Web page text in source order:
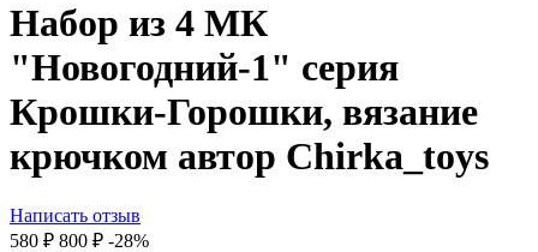
Набор из 4 МК
"Новогодний-1" серия
Крошки-Горошки, вязание
крючком автор Chirka_toys
Написать отзыв
‍580‍ ₽ ‍800‍ ₽ -28%